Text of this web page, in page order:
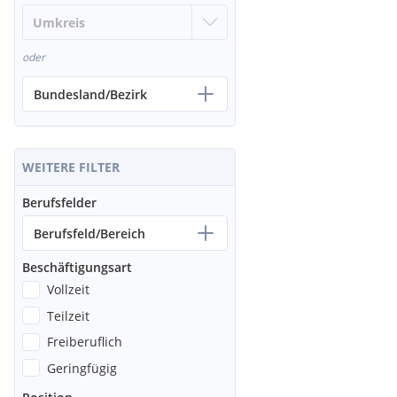
oder
Bundesland/Bezirk
WEITERE FILTER
Berufsfelder
Berufsfeld/Bereich
Beschäftigungsart
Vollzeit
Teilzeit
Freiberuflich
Geringfügig